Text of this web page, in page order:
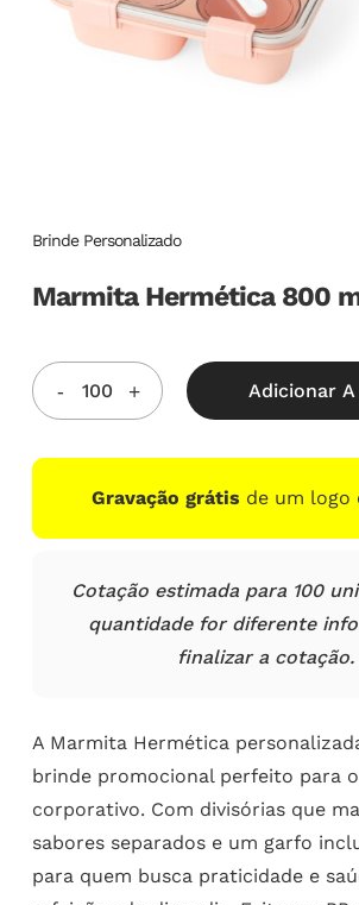
Brinde Personalizado
Marmita Hermética 800
Adicionar
Gravação grátis de um logo
Cotação estimada para 100
quantidade for diferente
finalizar a cotação.
A Marmita Hermética
brinde promocional perfeito para
corporativo. Com divisórias que
sabores separados e um garfo
para quem busca praticidade e